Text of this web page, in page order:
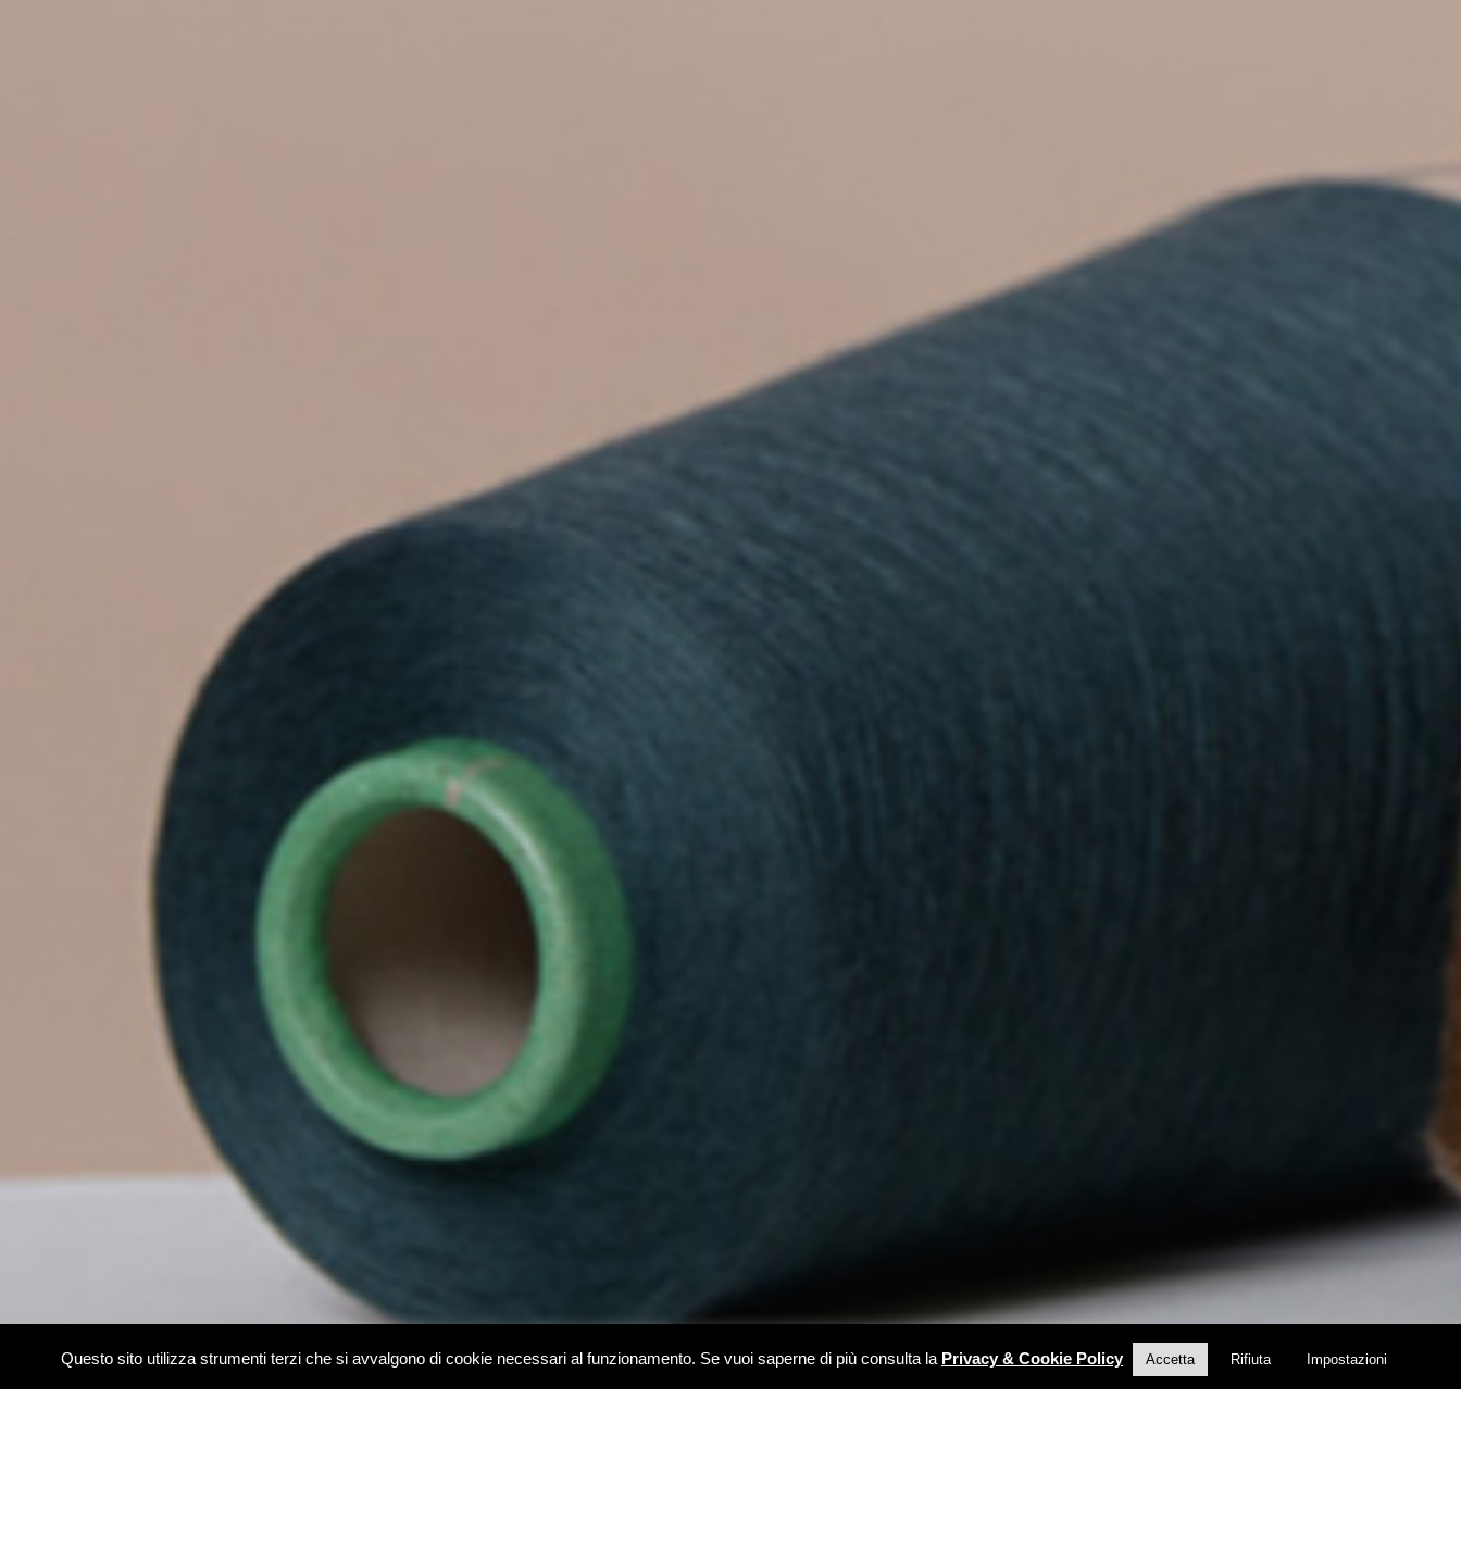
Questo sito utilizza strumenti terzi che si avvalgono di cookie necessari al funzionamento. Se vuoi saperne di più consulta la Privacy & Cookie Policy Accetta Rifiuta Impostazioni